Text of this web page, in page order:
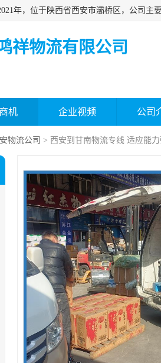
祥物流有限公司
机 企业视频 公司
物流公司 > 西安到甘南物流专线 适应能